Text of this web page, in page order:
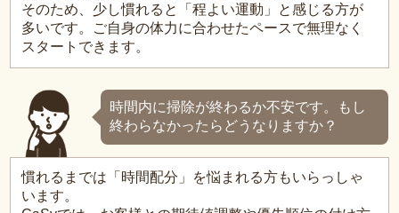
そのため、少し慣れると「程よい運動」と感じる方が
多いです。ご自身の体力に合わせたペースで無理なく
スタートできます。
時間内に掃除が終わるか不安です。もし
終わらなかったらどうなりますか？
慣れるまでは「時間配分」を悩まれる方もいらっしゃ
います。